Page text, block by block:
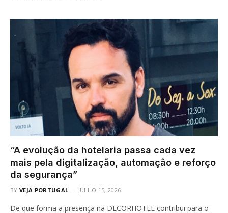
“A evolução da hotelaria passa cada vez
mais pela digitalização, automação e reforço
da segurança”
BY VEJA PORTUGAL JULHO 15, 2026
De que forma a presença na DECORHOTEL contribui para o